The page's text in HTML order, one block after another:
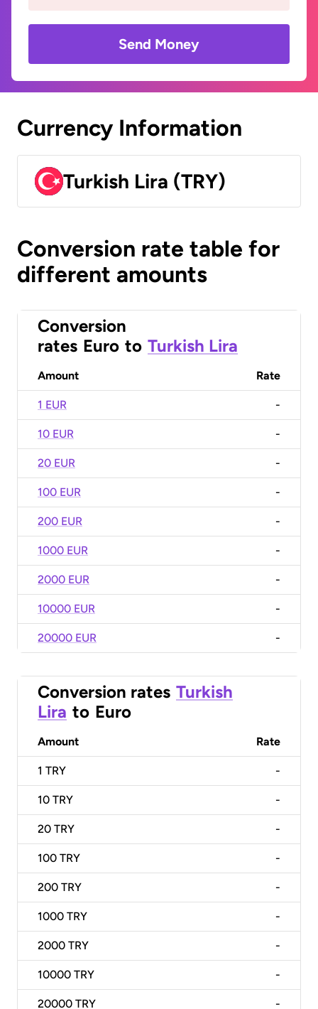
Send Money
Currency Information
Turkish Lira (TRY)
Conversion rate table for
different amounts
Conversion
rates Euro to Turkish Lira
Amount Rate
1 EUR -
10 EUR -
20 EUR -
100 EUR -
200 EUR -
1000 EUR -
2000 EUR -
10000 EUR -
20000 EUR -
Conversion rates Turkish
Lira to Euro
Amount Rate
1 TRY -
10 TRY -
20 TRY -
100 TRY -
200 TRY -
1000 TRY -
2000 TRY -
10000 TRY -
20000 TRY -